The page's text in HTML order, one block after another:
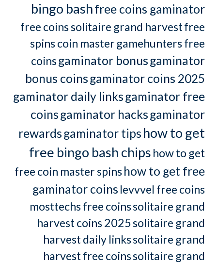
bingo bashfree coins gaminator
free coins solitaire grand harvestfree
spins coin mastergamehunters free
coinsgaminator bonusgaminator
bonus coinsgaminator coins 2025
gaminator daily linksgaminator free
coinsgaminator hacksgaminator
rewardsgaminator tips how to get
free bingo bash chips how to get
free coin master spinshow to get free
gaminator coins levvvel free coins
mosttechs free coinssolitaire grand
harvest coins 2025solitaire grand
harvest daily linkssolitaire grand
harvest free coinssolitaire grand